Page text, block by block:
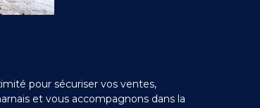
pour sécuriser vos ventes,
et vous accompagnons dans la